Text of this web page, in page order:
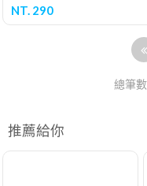
NT. 290
總筆
推薦給你